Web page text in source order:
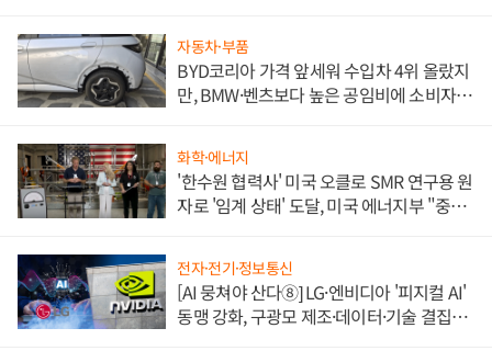
자동차·부품
BYD코리아 가격 앞세워 수입차 4위 올랐지
만, BMW·벤츠보다 높은 공임비에 소비자
화학·에너지
'한수원 협력사' 미국 오클로 SMR 연구용 원
자로 '임계 상태' 도달, 미국 에너지부 "중요
전자·전기·정보통신
[AI 뭉쳐야 산다⑧] LG·엔비디아 '피지컬 AI'
동맹 강화, 구광모 제조·데이터·기술 결집